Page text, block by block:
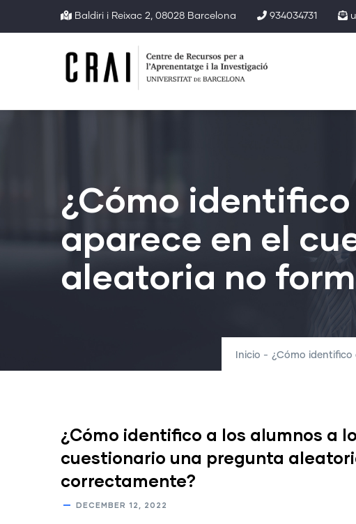
al
Baldiri i Reixac 2, 08028 Barcelona 934034731
¿Cómo
aparece en el
aleatoria no
Inicio - ¿Cómo identifico
¿Cómo identifico a los alumnos a
cuestionario una pregunta
correctamente?
DECEMBER 12, 2022